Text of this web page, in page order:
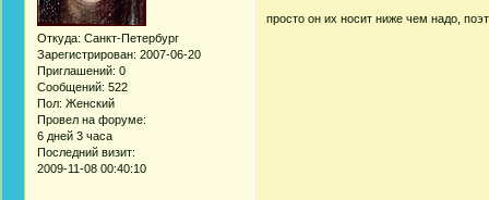
Откуда: Санкт-Петербург
Зарегистрирован: 2007-06-20
Приглашений: 0
Сообщений: 522
Пол: Женский
Провел на форуме:
6 дней 3 часа
Последний визит:
2009-11-08 00:40:10
просто он их носит ниже чем надо,